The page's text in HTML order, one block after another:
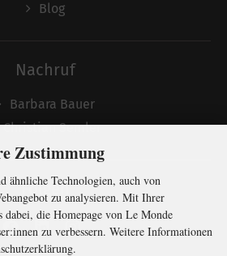
Blog
Nachruf
Barbara Bauer
Christian Semler
Folgen
Zustimmung
ähnliche Technologien, auch von
zu analysieren. Mit Ihrer
die Homepage von Le Monde
zu verbessern. Weitere Informationen